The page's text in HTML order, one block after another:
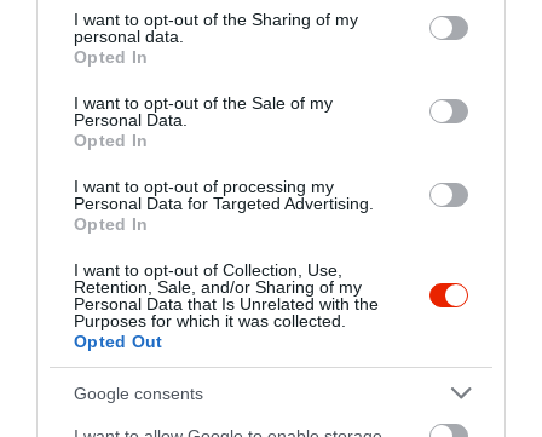
not limited to your visit or usage behaviour. You may click to
grant or deny consent to Google and its third-party tags to
use your data for below specified purposes in below Google
consent section.
I want to opt-out of the Sharing of my
personal data.
Opted In
I want to opt-out of the Sale of my
Personal Data.
Opted In
I want to opt-out of processing my
Personal Data for Targeted Advertising.
Opted In
I want to opt-out of Collection, Use,
Retention, Sale, and/or Sharing of my
Personal Data that Is Unrelated with the
Purposes for which it was collected.
Opted Out
Google consents
Szalai Tamás
2023. Június 19.
Jelentés
Black Andrew
2020. Február 10.
Isteni a pizzaszószuk.
Hangulatos hely, ajánlom
szocreál korszak külsőségeit,
meg a jó pizzát.